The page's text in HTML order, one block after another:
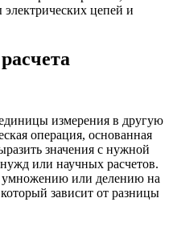
электрических цепей и
измерения в другую
операция, основанная
значения с нужной
или научных расчетов.
умножению или делению на
зависит от разницы